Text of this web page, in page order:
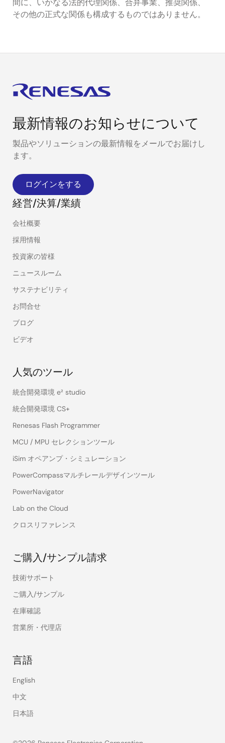
間に、いかなる法的代理関係、合弁事業、推奨関係、
その他の正式な関係も構成するものではありません。
最新情報のお知らせについて
製品やソリューションの最新情報をメールでお届けし
ます。
ログインをする
経営/決算/業績
会社概要
採用情報
投資家の皆様
ニュースルーム
サステナビリティ
お問合せ
ブログ
ビデオ
人気のツール
統合開発環境 e² studio
統合開発環境 CS+
Renesas Flash Programmer
MCU / MPU セレクションツール
iSim オペアンプ・シミュレーション
PowerCompassマルチレールデザインツール
PowerNavigator
Lab on the Cloud
クロスリファレンス
ご購入/サンプル請求
技術サポート
ご購入/サンプル
在庫確認
営業所・代理店
言語
English
中文
日本語